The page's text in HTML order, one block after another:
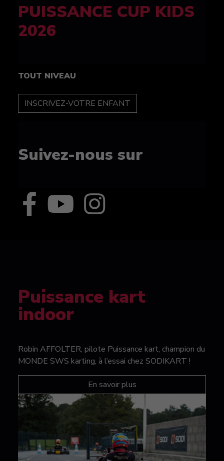
FELINE CUP 100%
féminine
TOUT NIVEAU
INSCRIPTION
Suivez-nous sur
Puissance kart
indoor
Robin AFFOLTER, pilote Puissance kart, champion du
MONDE SWS karting, à l’essai chez SODIKART !
En savoir plus